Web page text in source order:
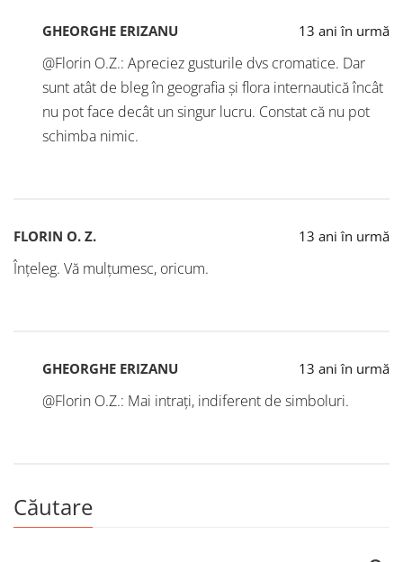
GHEORGHE ERIZANU 13 ani în urmă
@Florin O.Z.: Apreciez gusturile dvs cromatice. Dar
sunt atât de bleg în geografia și flora internautică încât
nu pot face decât un singur lucru. Constat că nu pot
schimba nimic.
FLORIN O. Z. 13 ani în urmă
Înțeleg. Vă mulțumesc, oricum.
GHEORGHE ERIZANU 13 ani în urmă
@Florin O.Z.: Mai intrați, indiferent de simboluri.
Căutare